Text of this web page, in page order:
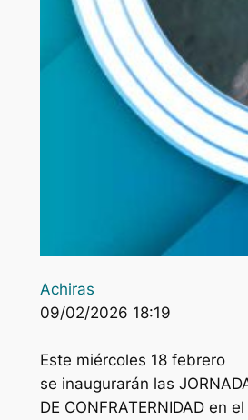
Achiras
09/02/2026 18:19
Este miércoles 18 febrero
se inaugurarán las
DE CONFRATERNIDAD en